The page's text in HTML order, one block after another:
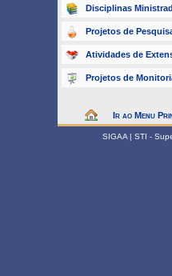
Disciplinas
Projetos de
Atividades de
Projetos de
Ir ao Menu
SIGAA | STI -